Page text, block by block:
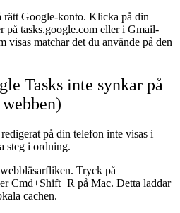
rätt Google-konto. Klicka på din
tasks.google.com eller i Gmail-
visas matchar det du använde på den
Tasks inte synkar på
på din telefon inte visas i
steg i ordning.
Tryck på
Cmd+Shift+R på Mac. Detta laddar
cachen.